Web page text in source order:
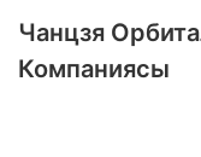
Чанцзя
Компаниясы